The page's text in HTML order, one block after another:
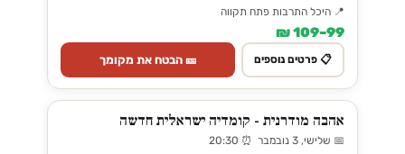
📍 היכל התרבות פתח תקווה
99–109 ₪
📋 פרטים נוספים 🎫 הבטח את מקומך
אהבה מודרנית - קומדיה ישראלית חדשה
📅 שלישי, 3 נובמבר ⏰ 20:30